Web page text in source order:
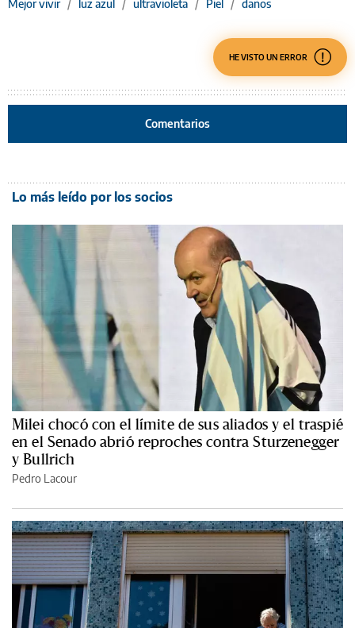
Mejor vivir / luz azul / ultravioleta / Piel / daños
HE VISTO UN ERROR
Comentarios
Lo más leído por los socios
Milei chocó con el límite de sus aliados y el traspié
en el Senado abrió reproches contra Sturzenegger
y Bullrich
Pedro Lacour